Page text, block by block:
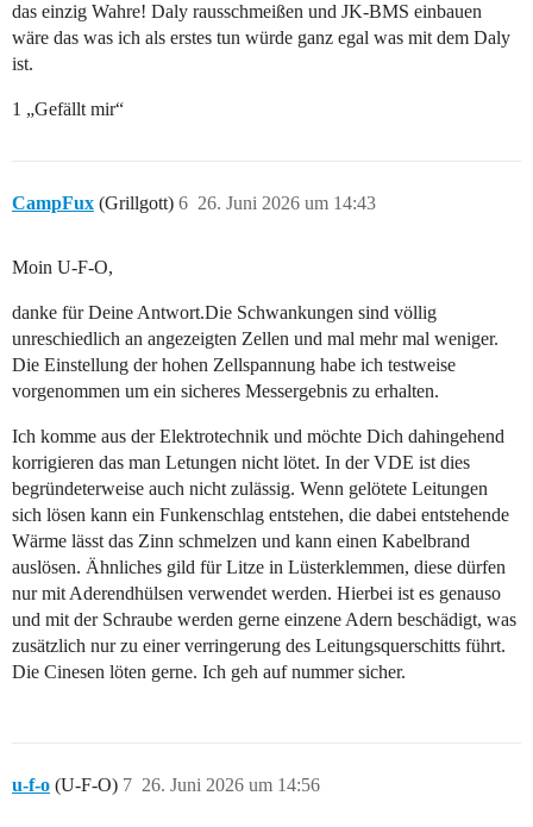
das einzig Wahre! Daly rausschmeißen und JK-BMS einbauen
wäre das was ich als erstes tun würde ganz egal was mit dem Daly
ist.
1 „Gefällt mir“
CampFux (Grillgott) 26. Juni 2026 um 14:43
6
Moin U-F-O,
danke für Deine Antwort.Die Schwankungen sind völlig
unreschiedlich an angezeigten Zellen und mal mehr mal weniger.
Die Einstellung der hohen Zellspannung habe ich testweise
vorgenommen um ein sicheres Messergebnis zu erhalten.
Ich komme aus der Elektrotechnik und möchte Dich dahingehend
korrigieren das man Letungen nicht lötet. In der VDE ist dies
begründeterweise auch nicht zulässig. Wenn gelötete Leitungen
sich lösen kann ein Funkenschlag entstehen, die dabei entstehende
Wärme lässt das Zinn schmelzen und kann einen Kabelbrand
auslösen. Ähnliches gild für Litze in Lüsterklemmen, diese dürfen
nur mit Aderendhülsen verwendet werden. Hierbei ist es genauso
und mit der Schraube werden gerne einzene Adern beschädigt, was
zusätzlich nur zu einer verringerung des Leitungsquerschitts führt.
Die Cinesen löten gerne. Ich geh auf nummer sicher.
u-f-o (U-F-O) 26. Juni 2026 um 14:56
7